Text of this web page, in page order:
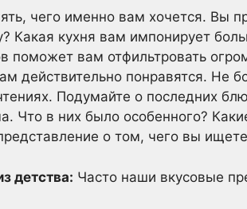
чего именно вам хочется. Вы
кухня вам импонирует
поможет вам отфильтровать
действительно понравятся. Не
Подумайте о последних
Что в них было особенного?
о том, чего вы
детства: Часто наши вкусовые